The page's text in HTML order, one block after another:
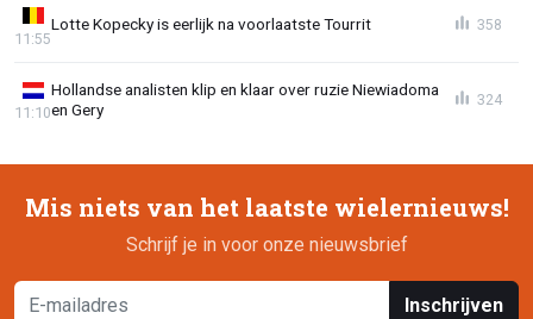
Lotte Kopecky is eerlijk na voorlaatste Tourrit
11:55
358
Hollandse analisten klip en klaar over ruzie Niewiadoma
en Gery
11:10
324
Mis niets van het laatste wielernieuws!
Schrijf je in voor onze nieuwsbrief
Inschrijven